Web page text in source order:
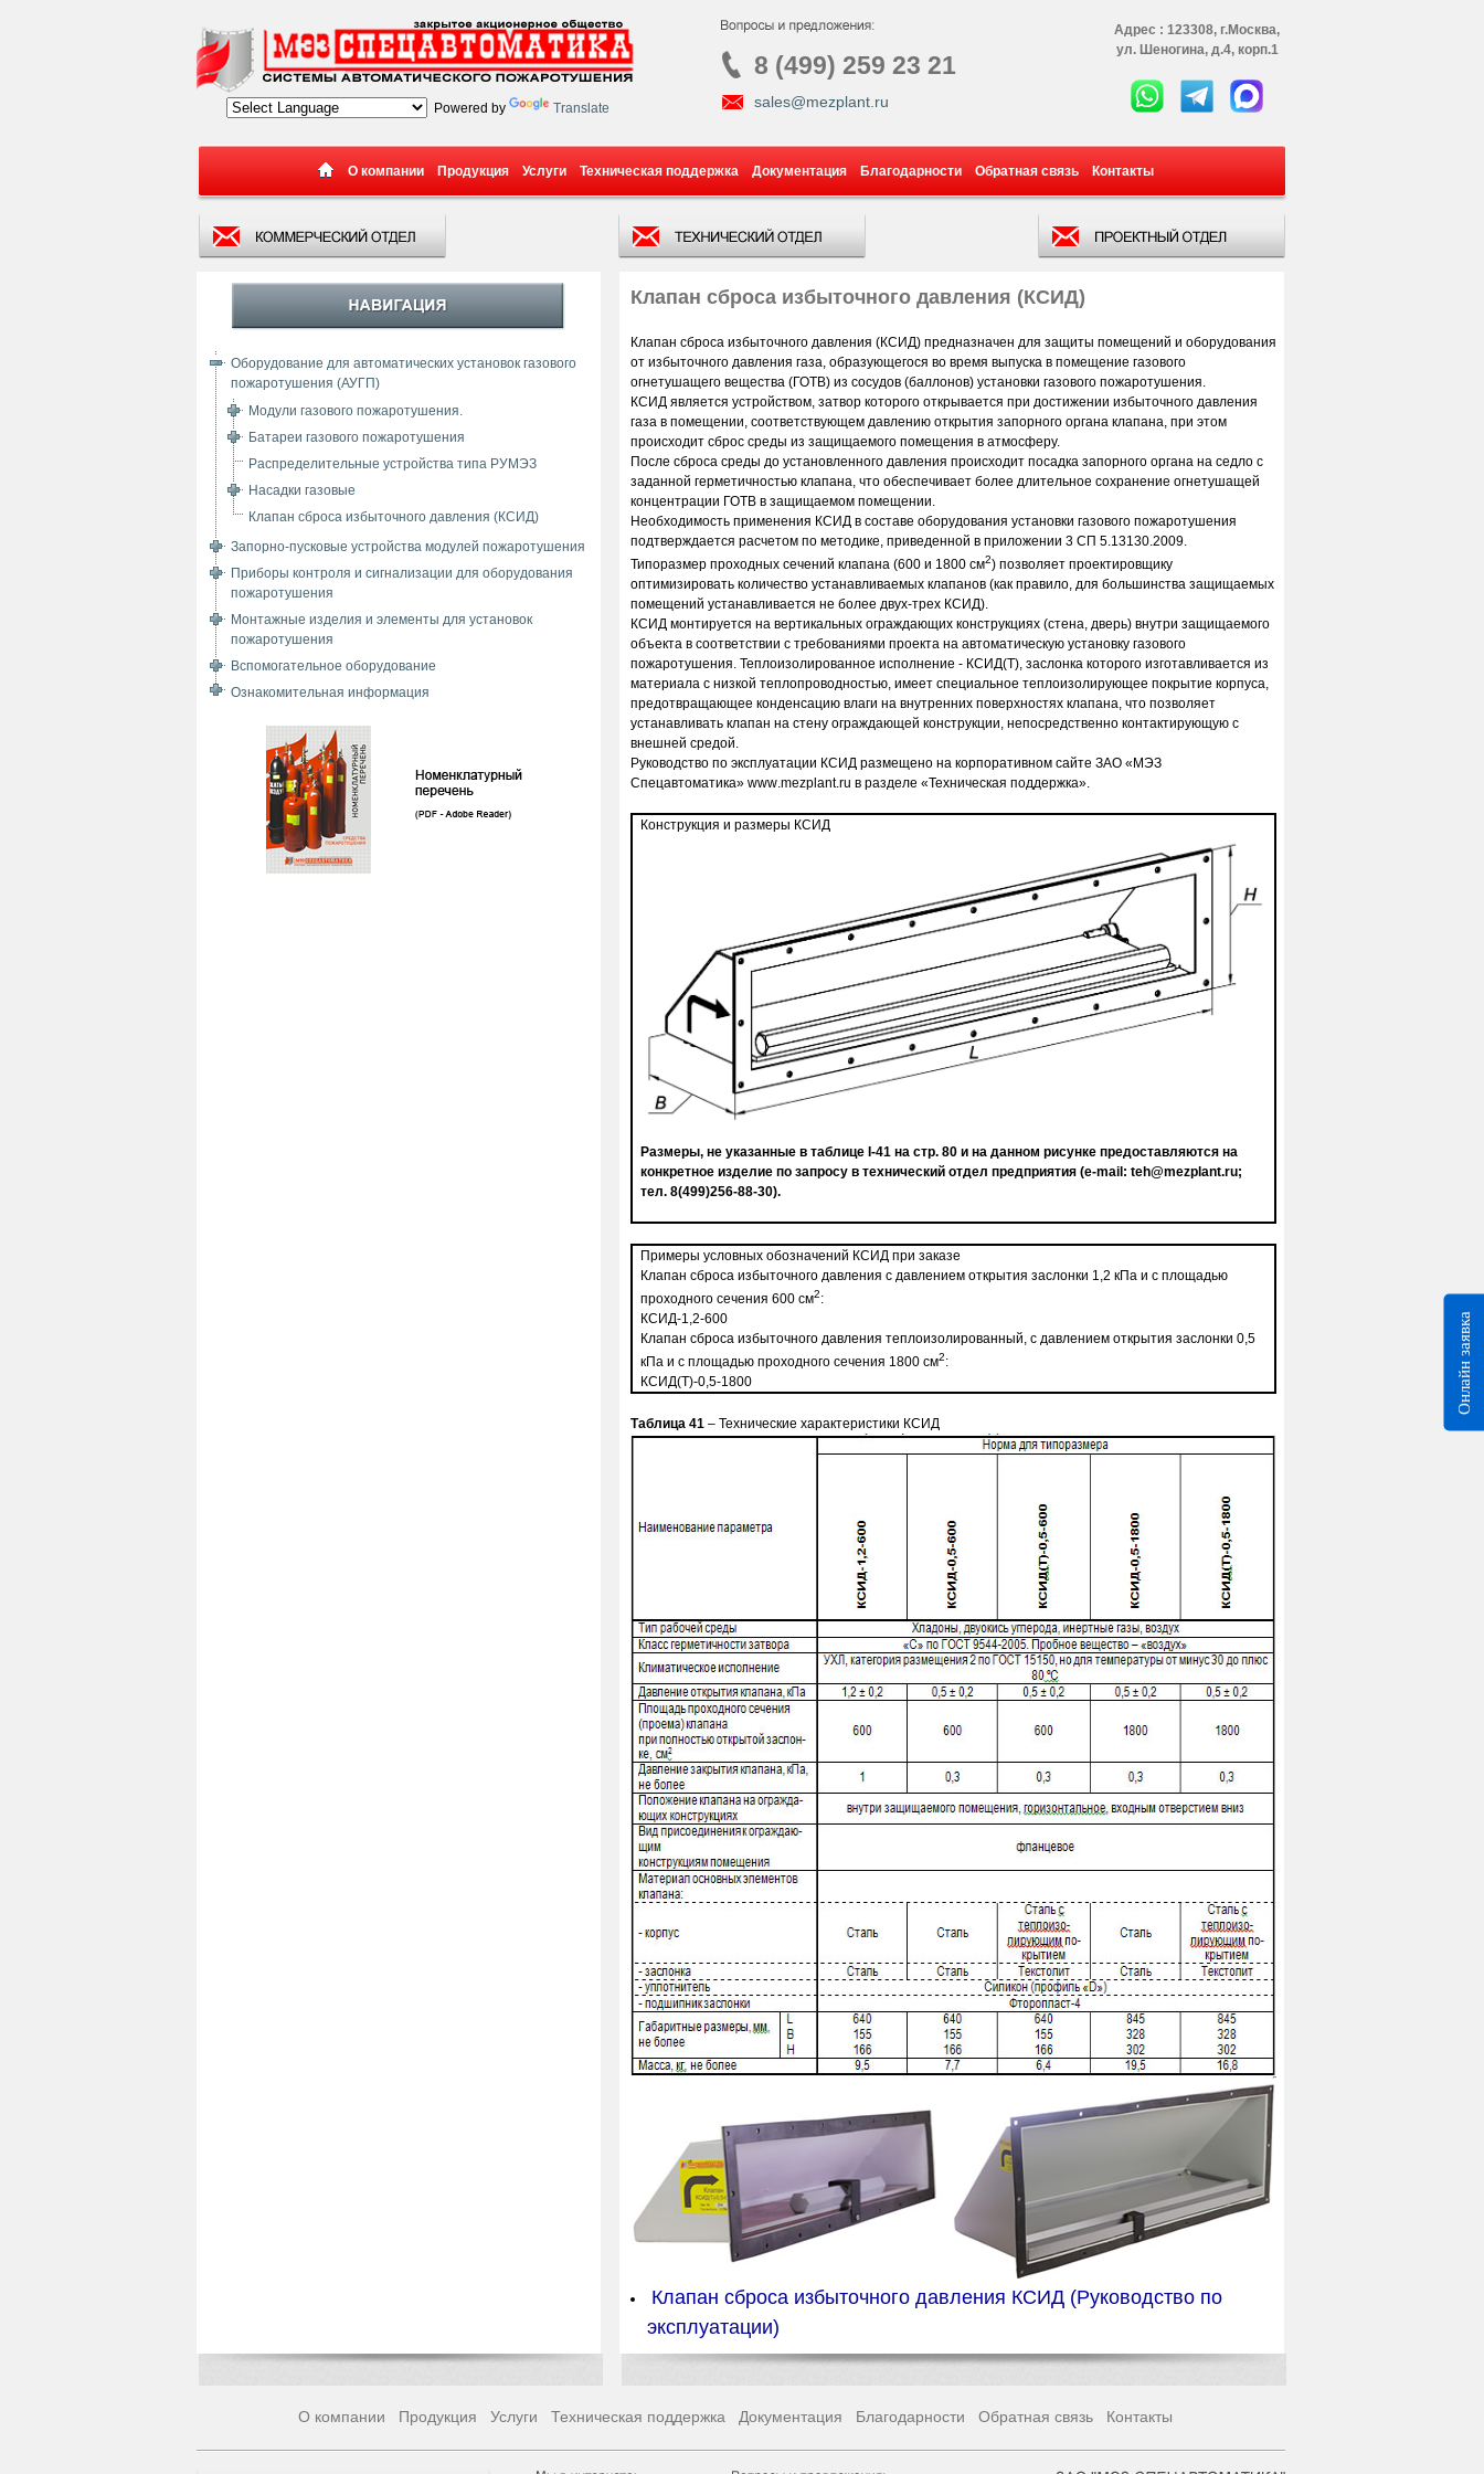
Powered by Translate
8 (499) 259 23 21
sales@mezplant.ru
Адрес : 123308, г.Москва,
ул. Шеногина, д.4, корп.1
О компании Продукция Услуги Техническая поддержка Документация Благодарности Обратная связь Контакты
Оборудование для автоматических установок газового
пожаротушения (АУГП)
Модули газового пожаротушения.
Батареи газового пожаротушения
Распределительные устройства типа РУМЭЗ
Насадки газовые
Клапан сброса избыточного давления (КСИД)
Запорно-пусковые устройства модулей пожаротушения
Приборы контроля и сигнализации для оборудования
пожаротушения
Монтажные изделия и элементы для установок
пожаротушения
Вспомогательное оборудование
Ознакомительная информация
Клапан сброса избыточного давления (КСИД)
Клапан сброса избыточного давления (КСИД) предназначен для защиты помещений и оборудования
от избыточного давления газа, образующегося во время выпуска в помещение газового
огнетушащего вещества (ГОТВ) из сосудов (баллонов) установки газового пожаротушения.
КСИД является устройством, затвор которого открывается при достижении избыточного давления
газа в помещении, соответствующем давлению открытия запорного органа клапана, при этом
происходит сброс среды из защищаемого помещения в атмосферу.
После сброса среды до установленного давления происходит посадка запорного органа на седло с
заданной герметичностью клапана, что обеспечивает более длительное сохранение огнетушащей
концентрации ГОТВ в защищаемом помещении.
Необходимость применения КСИД в составе оборудования установки газового пожаротушения
подтверждается расчетом по методике, приведенной в приложении 3 СП 5.13130.2009.
Типоразмер проходных сечений клапана (600 и 1800 см2) позволяет проектировщику
оптимизировать количество устанавливаемых клапанов (как правило, для большинства защищаемых
помещений устанавливается не более двух-трех КСИД).
КСИД монтируется на вертикальных ограждающих конструкциях (стена, дверь) внутри защищаемого
объекта в соответствии с требованиями проекта на автоматическую установку газового
пожаротушения. Теплоизолированное исполнение - КСИД(Т), заслонка которого изготавливается из
материала с низкой теплопроводностью, имеет специальное теплоизолирующее покрытие корпуса,
предотвращающее конденсацию влаги на внутренних поверхностях клапана, что позволяет
устанавливать клапан на стену ограждающей конструкции, непосредственно контактирующую с
внешней средой.
Руководство по эксплуатации КСИД размещено на корпоративном сайте ЗАО «МЭЗ
Спецавтоматика» www.mezplant.ru в разделе «Техническая поддержка».
Конструкция и размеры КСИД
Размеры, не указанные в таблице I-41 на стр. 80 и на данном рисунке предоставляются на
конкретное изделие по запросу в технический отдел предприятия (e-mail :teh@mezplant.ru;
тел. 8(499)256-88-30).
Примеры условных обозначений КСИД при заказе
Клапан сброса избыточного давления с давлением открытия заслонки 1,2 кПа и с площадью
проходного сечения 600 см2:
КСИД-1,2-600
Клапан сброса избыточного давления теплоизолированный, с давлением открытия заслонки 0,5
кПа и с площадью проходного сечения 1800 см2:
КСИД(Т)-0,5-1800
Таблица 41 – Технические характеристики КСИД
Клапан сброса избыточного давления КСИД (Руководство по
эксплуатации)
О компании Продукция Услуги Техническая поддержка Документация Благодарности Обратная связь Контакты
Онлайн заявка